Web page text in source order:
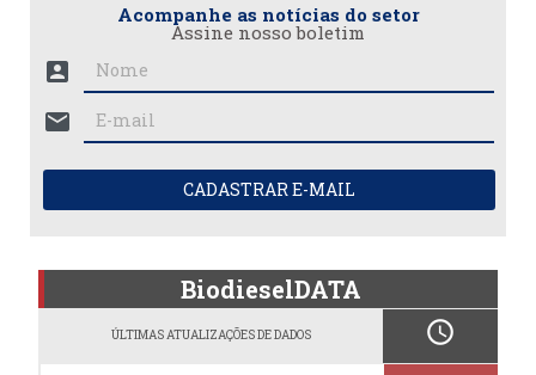
Acompanhe as notícias do setor
Assine nosso boletim
account_box
mail
CADASTRAR E-MAIL
BiodieselDATA
ÚLTIMAS ATUALIZAÇÕES DE DADOS schedule